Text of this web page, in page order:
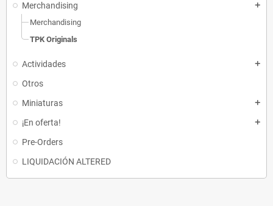
Merchandising add
Merchandising
TPK Originals
Actividades add
Otros
Miniaturas
add
¡En oferta! add
Pre-Orders
LIQUIDACIÓN ALTERED